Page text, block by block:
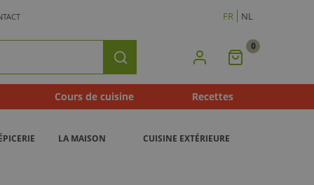
FR NL
Rechercher Mon
0
Cours de cuisine Recettes
LA MAISON CUISINE EXTÉRIEURE